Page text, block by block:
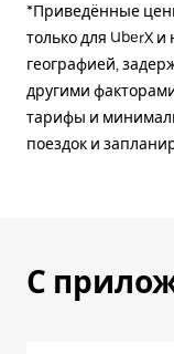
*Приведённые
только для UberX
географией,
другими
тарифы и
поездок и
С